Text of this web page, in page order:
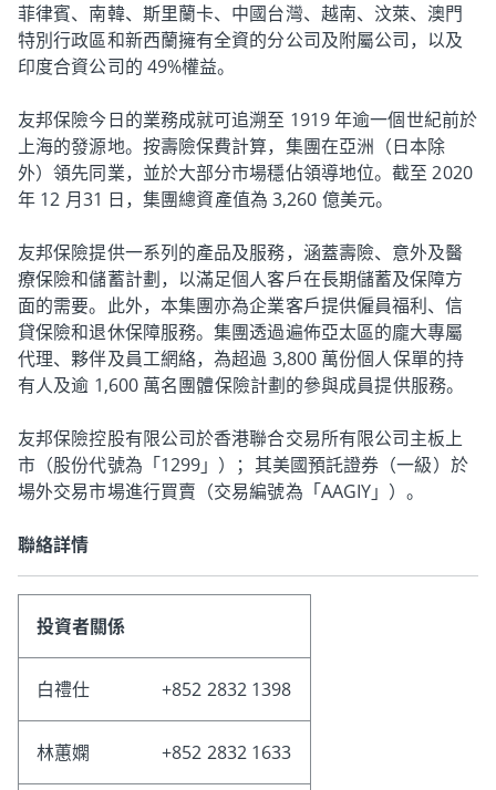
菲律賓、南韓、斯里蘭卡、中國台灣、越南、汶萊、澳門
特別行政區和新西蘭擁有全資的分公司及附屬公司，以及
印度合資公司的 49%權益。
友邦保險今日的業務成就可追溯至 1919 年逾一個世紀前於
上海的發源地。按壽險保費計算，集團在亞洲（日本除
外）領先同業，並於大部分市場穩佔領導地位。截至 2020
年 12 月31 日，集團總資產值為 3,260 億美元。
友邦保險提供一系列的產品及服務，涵蓋壽險、意外及醫
療保險和儲蓄計劃，以滿足個人客戶在長期儲蓄及保障方
面的需要。此外，本集團亦為企業客戶提供僱員福利、信
貸保險和退休保障服務。集團透過遍佈亞太區的龐大專屬
代理、夥伴及員工網絡，為超過 3,800 萬份個人保單的持
有人及逾 1,600 萬名團體保險計劃的參與成員提供服務。
友邦保險控股有限公司於香港聯合交易所有限公司主板上
市（股份代號為「1299」）；其美國預託證券（一級）於
場外交易市場進行買賣（交易編號為「AAGIY」）。
聯絡詳情
投資者關係
白禮仕 +852 2832 1398
林蕙嫻 +852 2832 1633